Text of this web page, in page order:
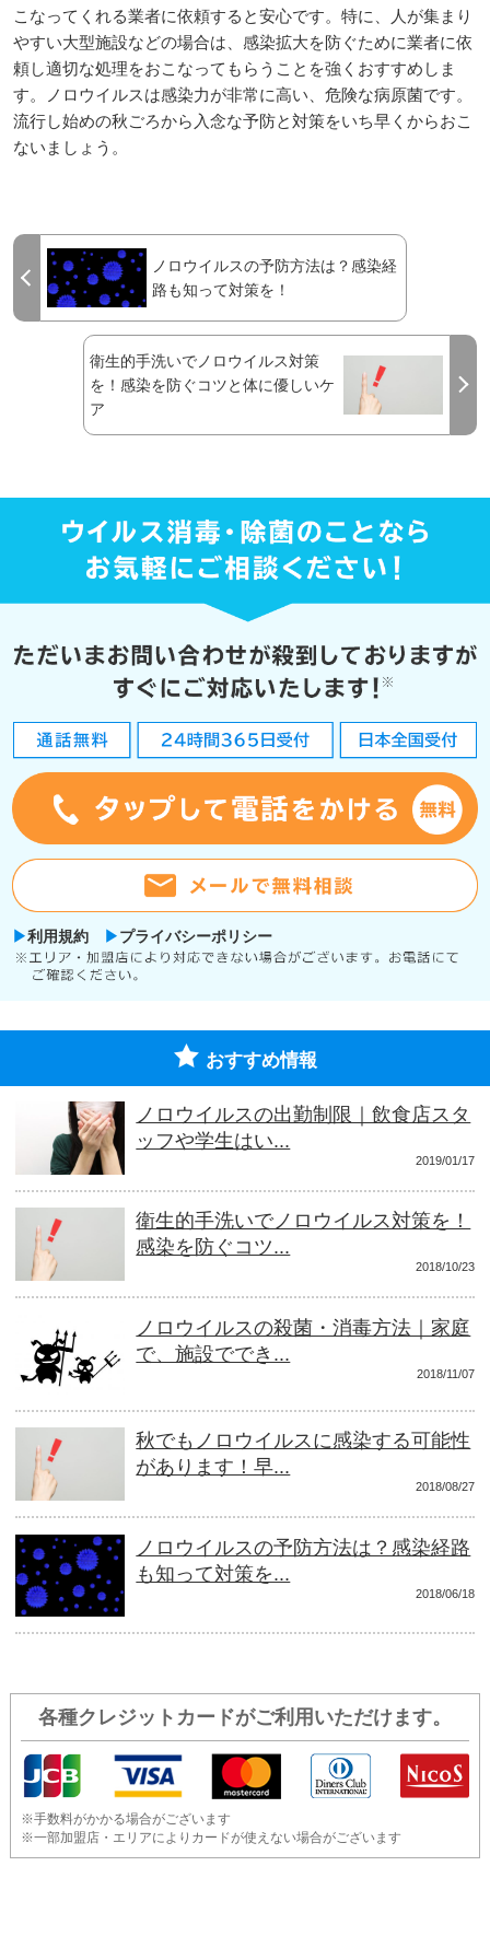
こなってくれる業者に依頼すると安心です。特に、人が集まり
やすい大型施設などの場合は、感染拡大を防ぐために業者に依
頼し適切な処理をおこなってもらうことを強くおすすめしま
す。ノロウイルスは感染力が非常に高い、危険な病原菌です。
流行し始めの秋ごろから入念な予防と対策をいち早くからおこ
ないましょう。
ノロウイルスの予防方法は？感染経
路も知って対策を！
衛生的手洗いでノロウイルス対策
を！感染を防ぐコツと体に優しいケ
ア
利用規約 プライバシーポリシー
おすすめ情報
ノロウイルスの出勤制限｜飲食店スタ
ッフや学生はい...
2019/01/17
衛生的手洗いでノロウイルス対策を！
感染を防ぐコツ...
2018/10/23
ノロウイルスの殺菌・消毒方法｜家庭
で、施設ででき...
2018/11/07
秋でもノロウイルスに感染する可能性
があります！早...
2018/08/27
ノロウイルスの予防方法は？感染経路
も知って対策を...
2018/06/18
各種クレジットカードがご利用いただけます。
※手数料がかかる場合がございます
※一部加盟店・エリアによりカードが使えない場合がございます